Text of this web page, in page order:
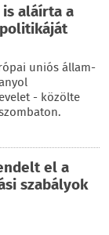
aláírta a
uniós állam-
- közölte
el a
szabályok